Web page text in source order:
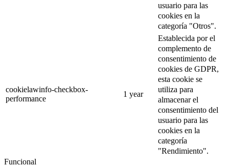
usuario para las
cookies en la
categoría "Otros".
cookielawinfo-checkbox-
performance
1 year
Establecida por el
complemento de
consentimiento de
cookies de GDPR,
esta cookie se
utiliza para
almacenar el
consentimiento del
usuario para las
cookies en la
categoría
"Rendimiento".
Funcional